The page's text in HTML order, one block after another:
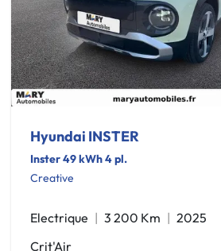
Hyundai INSTER
Inster 49 kWh 4 pl.
Creative
Electrique 3 200 Km
2025
Crit'Air